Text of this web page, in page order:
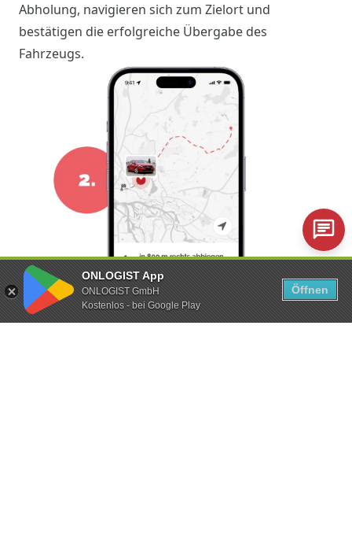
ONLOGIST App
ONLOGIST GmbH
Kostenlos - bei Google Play
Öffnen
Abholung, navigieren sich zum Zielort und
bestätigen die erfolgreiche Übergabe des
Fahrzeugs.